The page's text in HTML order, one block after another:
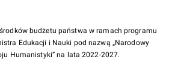
budżetu państwa w ramach programu
Edukacji i Nauki pod nazwą „Narodowy
Humanistyki” na lata 2022-2027.